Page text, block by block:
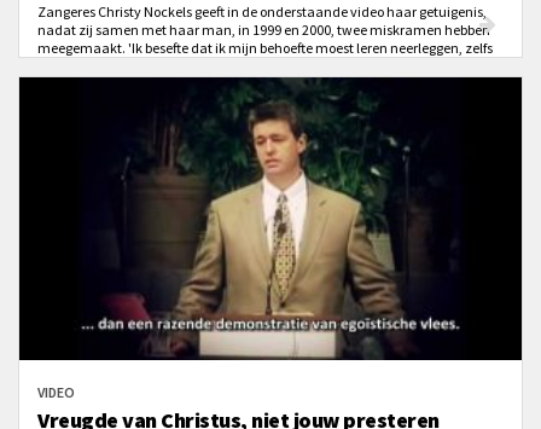
Zangeres Christy Nockels geeft in de onderstaande video haar getuigenis,
nadat zij samen met haar man, in 1999 en 2000, twee miskramen hebben
meegemaakt. 'Ik besefte dat ik mijn behoefte moest leren neerleggen, zelfs
VIDEO
Vreugde van Christus, niet jouw presteren